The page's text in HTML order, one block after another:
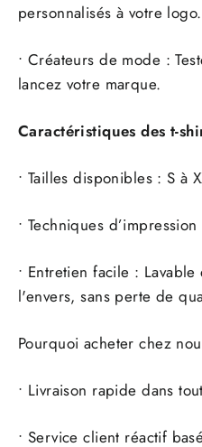
personnalisés à votre logo.
• Créateurs de mode :
lancez votre marque.
Caractéristiques des t-
• Tailles disponibles : S à
• Techniques
• Entretien facile :
l'envers, sans perte de
Pourquoi acheter chez
• Livraison rapide dans
• Service client réactif